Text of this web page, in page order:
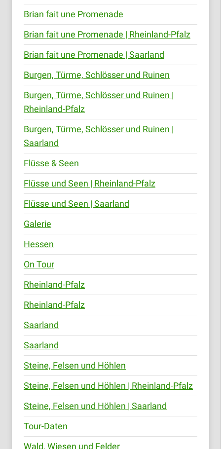
Brian fait une Promenade
Brian fait une Promenade | Rheinland-Pfalz
Brian fait une Promenade | Saarland
Burgen, Türme, Schlösser und Ruinen
Burgen, Türme, Schlösser und Ruinen |
Rheinland-Pfalz
Burgen, Türme, Schlösser und Ruinen |
Saarland
Flüsse & Seen
Flüsse und Seen | Rheinland-Pfalz
Flüsse und Seen | Saarland
Galerie
Hessen
On Tour
Rheinland-Pfalz
Rheinland-Pfalz
Saarland
Saarland
Steine, Felsen und Höhlen
Steine, Felsen und Höhlen | Rheinland-Pfalz
Steine, Felsen und Höhlen | Saarland
Tour-Daten
Wald, Wiesen und Felder